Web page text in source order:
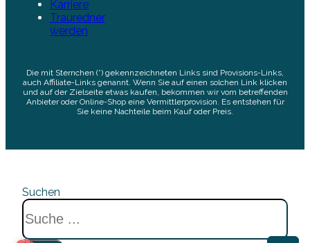
Karriere
Trauredner
werden
Die mit Sternchen (*) gekennzeichneten Links sind Provisions-Links,
auch Affiliate-Links genannt. Wenn Sie auf einen solchen Link klicken
und auf der Zielseite etwas kaufen, bekommen wir vom betreffenden
Anbieter oder Online-Shop eine Vermittlerprovision. Es entstehen für
Sie keine Nachteile beim Kauf oder Preis.
Suchen